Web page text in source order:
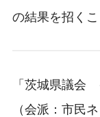
の結果を招く
「茨城県議会
（会派：市民